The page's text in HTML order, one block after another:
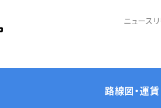
ニュース
路線図・運賃